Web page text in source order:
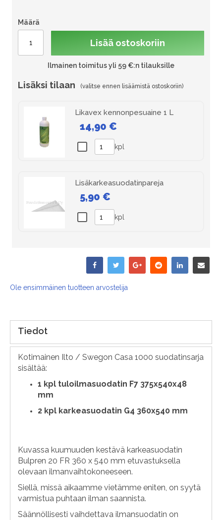
Määrä
Lisää ostoskoriin
Ilmainen toimitus yli 59 €:n tilauksille
Lisäksi tilaan
Likavex kennonpesuaine 1 L
14,90 €
kpl
Lisäkarkeasuodatinpareja
5,90 €
kpl
Ole ensimmäinen tuotteen arvostelija
Tiedot
Kotimainen Ilto / Swegon Casa 1000 suodatinsarja
sisältää:
1 kpl tuloilmasuodatin F7 375x540x48
mm
2 kpl karkeasuodatin G4 360x540 mm
Kuvassa kuumuuden kestävä karkeasuodatin
Bulpren 20 FR 360 x 540 mm etuvastuksella
olevaan ilmanvaihtokoneeseen.
Siellä, missä aikaamme vietämme eniten, on syytä
varmistua puhtaan ilman saannista.
Säännöllisesti vaihdettava ilmansuodatin on